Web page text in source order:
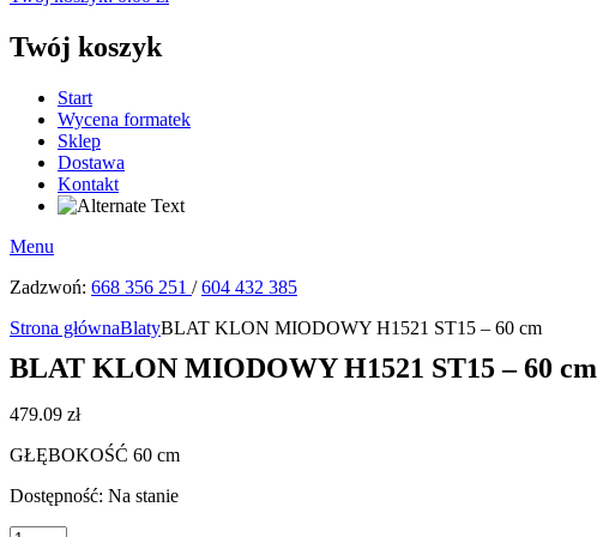
Twój koszyk
Start
Wycena formatek
Sklep
Dostawa
Kontakt
Menu
Zadzwoń: 668 356 251 /604 432 385
Strona głównaBlatyBLAT KLON MIODOWY H1521 ST15 – 60 cm
BLAT KLON MIODOWY H1521 ST15 – 60 cm
479.09 zł
GŁĘBOKOŚĆ 60 cm
Dostępność: Na stanie